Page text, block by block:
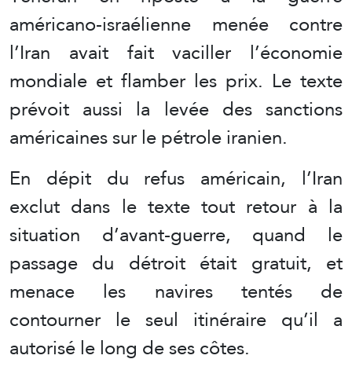
américano-israélienne menée contre
l’Iran avait fait vaciller l’économie
mondiale et flamber les prix. Le texte
prévoit aussi la levée des sanctions
américaines sur le pétrole iranien.
En dépit du refus américain, l’Iran
exclut dans le texte tout retour à la
situation d’avant-guerre, quand le
passage du détroit était gratuit, et
menace les navires tentés de
contourner le seul itinéraire qu’il a
autorisé le long de ses côtes.